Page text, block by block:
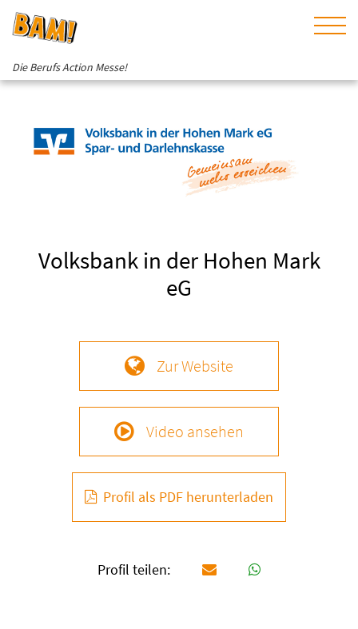
Die Berufs Action Messe!
Volksbank in der Hohen Mark
eG
Zur Website
Video ansehen
Profil als PDF herunterladen
Profil teilen: